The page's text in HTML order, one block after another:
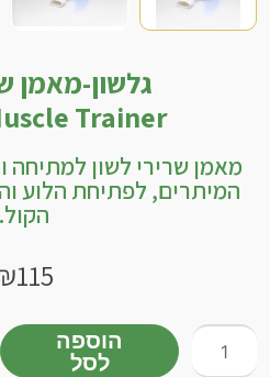
גלשון-מאמן
Trainer
מאמן שרירי לשון
המיתרים, לפתיחת הלוע
הקול.
115
כמות
הוספה
לסל